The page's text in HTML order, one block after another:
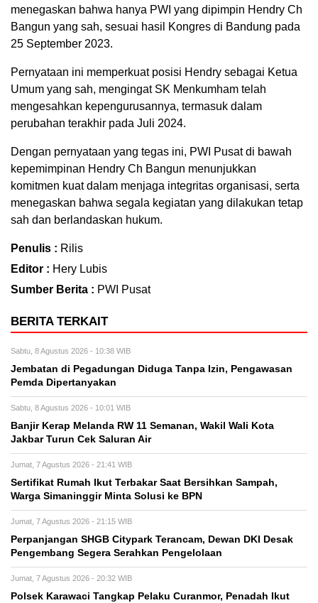
menegaskan bahwa hanya PWI yang dipimpin Hendry Ch
Bangun yang sah, sesuai hasil Kongres di Bandung pada
25 September 2023.
Pernyataan ini memperkuat posisi Hendry sebagai Ketua
Umum yang sah, mengingat SK Menkumham telah
mengesahkan kepengurusannya, termasuk dalam
perubahan terakhir pada Juli 2024.
Dengan pernyataan yang tegas ini, PWI Pusat di bawah
kepemimpinan Hendry Ch Bangun menunjukkan
komitmen kuat dalam menjaga integritas organisasi, serta
menegaskan bahwa segala kegiatan yang dilakukan tetap
sah dan berlandaskan hukum.
Penulis : Rilis
Editor : Hery Lubis
Sumber Berita : PWI Pusat
BERITA TERKAIT
Sabtu, 8 Agustus 2026 - 10:38 WIB
Jembatan di Pegadungan Diduga Tanpa Izin, Pengawasan
Pemda Dipertanyakan
Sabtu, 8 Agustus 2026 - 10:01 WIB
Banjir Kerap Melanda RW 11 Semanan, Wakil Wali Kota
Jakbar Turun Cek Saluran Air
Jumat, 7 Agustus 2026 - 21:41 WIB
Sertifikat Rumah Ikut Terbakar Saat Bersihkan Sampah,
Warga Simaninggir Minta Solusi ke BPN
Jumat, 7 Agustus 2026 - 21:15 WIB
Perpanjangan SHGB Citypark Terancam, Dewan DKI Desak
Pengembang Segera Serahkan Pengelolaan
Jumat, 7 Agustus 2026 - 20:32 WIB
Polsek Karawaci Tangkap Pelaku Curanmor, Penadah Ikut